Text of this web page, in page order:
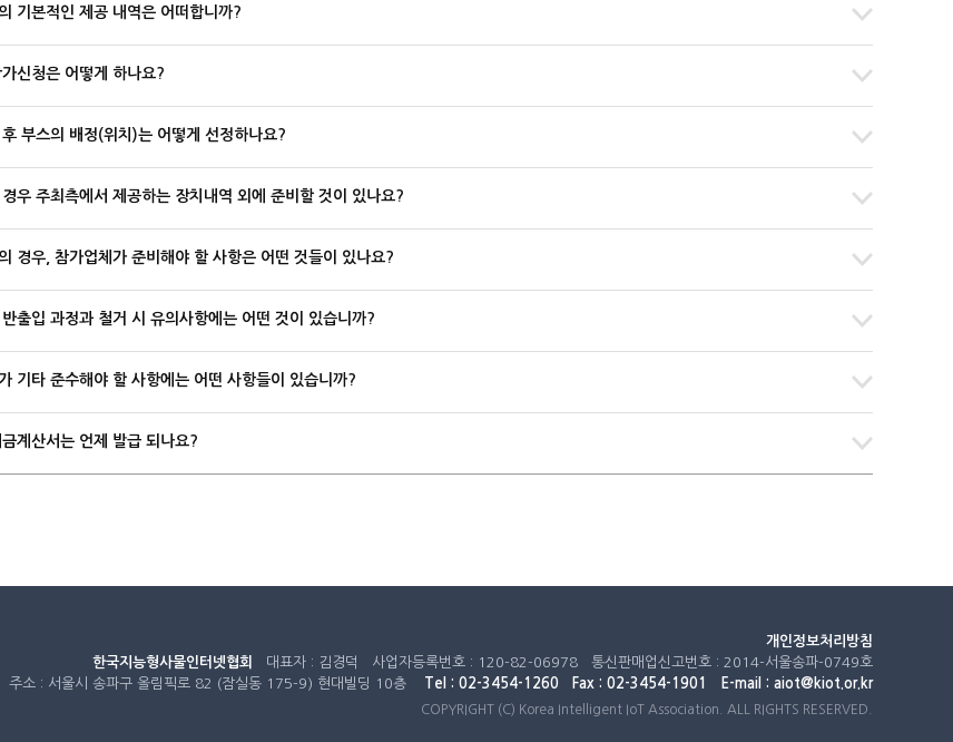
기본적인 제공 내역은 어떠합니까?
신청은 어떻게 하나요?
부스의 배정(위치)는 어떻게 선정하나요?
우 주최측에서 제공하는 장치내역 외에 준비할 것이 있나요?
경우, 참가업체가 준비해야 할 사항은 어떤 것들이 있나요?
출입 과정과 철거 시 유의사항에는 어떤 것이 있습니까?
기타 준수해야 할 사항에는 어떤 사항들이 있습니까?
계산서는 언제 발급 되나요?
개인정보처리방침
한국지능형사물인터넷협회
대표자 : 김경덕 사업자등록번호 : 120-82-06978 통신판매업신고번호 : 2014-서울송파-0749호
주소 : 서울시 송파구 올림픽로 82 (잠실동 175-9) 현대빌딩 10층
Tel : 02-3454-1260 Fax : 02-3454-1901 E-mail : aiot@kiot.or.kr
COPYRIGHT (C) Korea Intelligent IoT Association. ALL RIGHTS RESERVED.